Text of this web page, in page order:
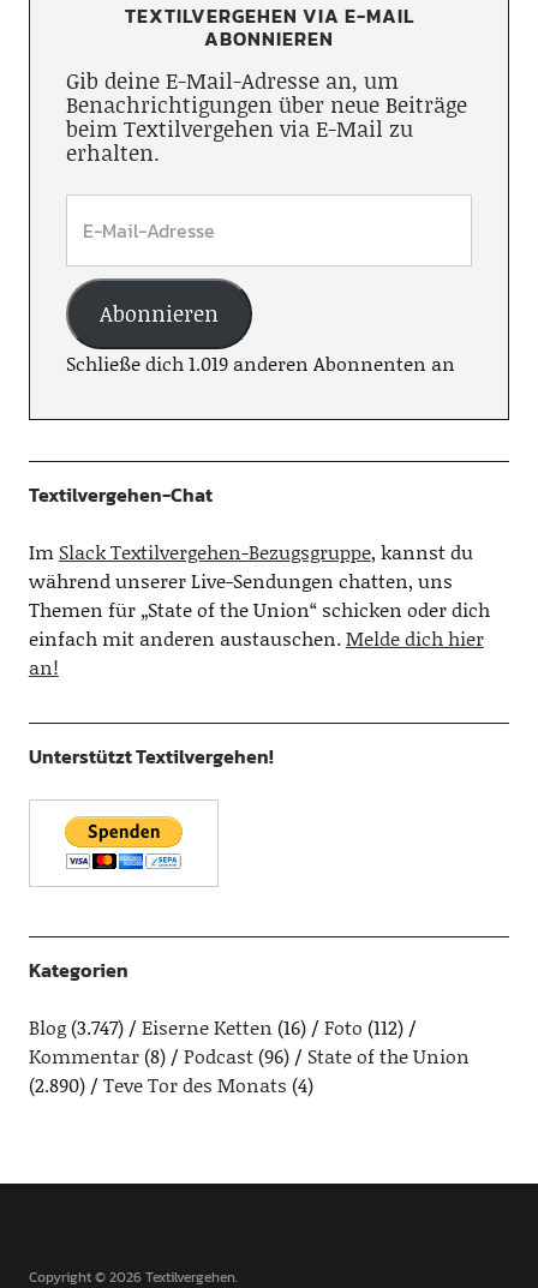
TEXTILVERGEHEN VIA E-MAIL
ABONNIEREN
Gib deine E-Mail-Adresse an, um
Benachrichtigungen über neue Beiträge
beim Textilvergehen via E-Mail zu
erhalten.
Abonnieren
Schließe dich 1.019 anderen Abonnenten an
Textilvergehen-Chat
Im Slack Textilvergehen-Bezugsgruppe, kannst du
während unserer Live-Sendungen chatten, uns
Themen für „State of the Union“ schicken oder dich
einfach mit anderen austauschen.Melde dich hier
an!
Unterstützt Textilvergehen!
Kategorien
Blog(3.747) Eiserne Ketten (16) Foto (112)
Kommentar(8) Podcast(96)
State of the Union
(2.890)
Teve Tor des Monats (4)
Copyright © 2026 Textilvergehen